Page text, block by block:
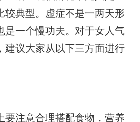
较典型。虚症不是一两天形
是一个慢功夫。对于女人气
建议大家从以下三方面进行
要注意合理搭配食物，营养